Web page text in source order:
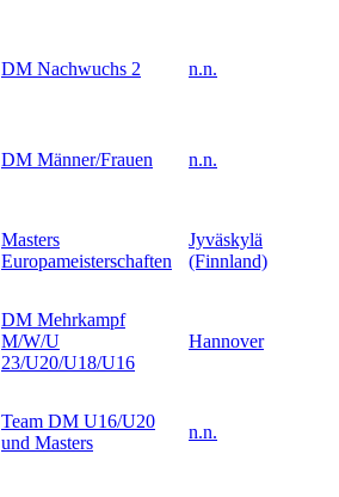
DM Nachwuchs 2 n.n.
DM Männer/Frauen n.n.
Masters
Europameisterschaften
Jyväskylä
(Finnland)
DM Mehrkampf
M/W/U
23/U20/U18/U16
Hannover
Team DM U16/U20
und Masters
n.n.